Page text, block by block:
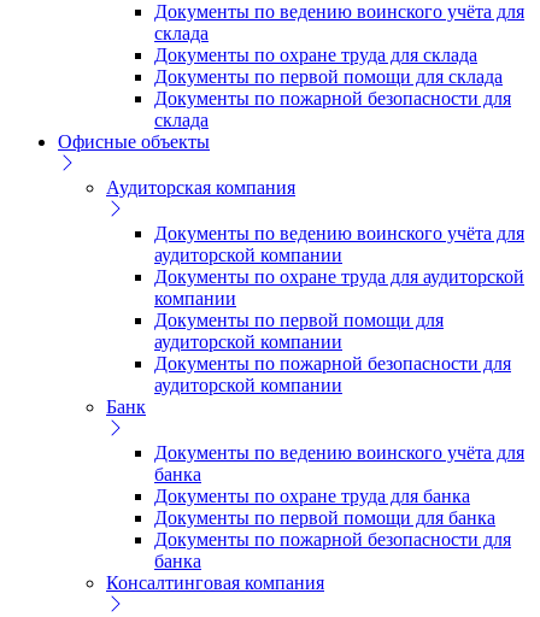
Документы по ведению воинского учёта для
склада
Документы по охране труда для склада
Документы по первой помощи для склада
Документы по пожарной безопасности для
склада
Офисные объекты
Аудиторская компания
Документы по ведению воинского учёта для
аудиторской компании
Документы по охране труда для аудиторской
компании
Документы по первой помощи для
аудиторской компании
Документы по пожарной безопасности для
аудиторской компании
Банк
Документы по ведению воинского учёта для
банка
Документы по охране труда для банка
Документы по первой помощи для банка
Документы по пожарной безопасности для
банка
Консалтинговая компания